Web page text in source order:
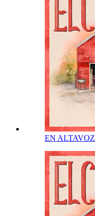
EN ALTAVOZ